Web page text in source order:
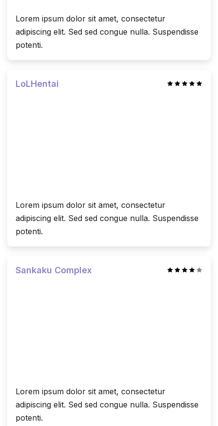
Lorem ipsum dolor sit amet, consectetur
adipiscing elit. Sed sed congue nulla. Suspendisse
potenti.
LoLHentai
Lorem ipsum dolor sit amet, consectetur
adipiscing elit. Sed sed congue nulla. Suspendisse
potenti.
Sankaku Complex
Lorem ipsum dolor sit amet, consectetur
adipiscing elit. Sed sed congue nulla. Suspendisse
potenti.